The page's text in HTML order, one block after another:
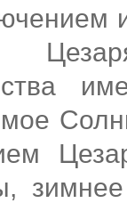
зимнее